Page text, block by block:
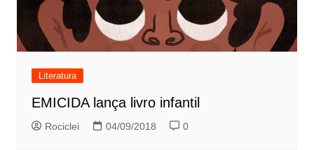
Literatura
EMICIDA lança livro infantil
Rociclei 04/09/2018 0